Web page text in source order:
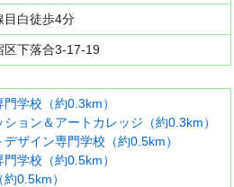
目白徒歩4分
区下落合3-17-19
学校（約0.3km）
ション＆アートカレッジ（約0.3km）
ザイン専門学校（約0.5km）
学校（約0.5km）
0.5km）